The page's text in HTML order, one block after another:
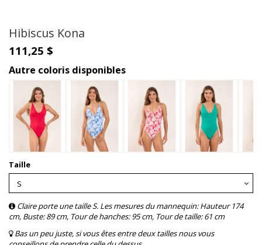
Hibiscus Kona
111,25 $
Autre coloris disponibles
Taille
Claire porte une taille S. Les mesures du mannequin: Hauteur 174
cm, Buste: 89 cm, Tour de hanches: 95 cm, Tour de taille: 61 cm
Bas un peu juste, si vous êtes entre deux tailles nous vous